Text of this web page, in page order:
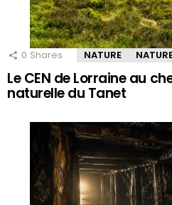
0 Shares NATURE
Le CEN de Lorraine au
naturelle du Tanet